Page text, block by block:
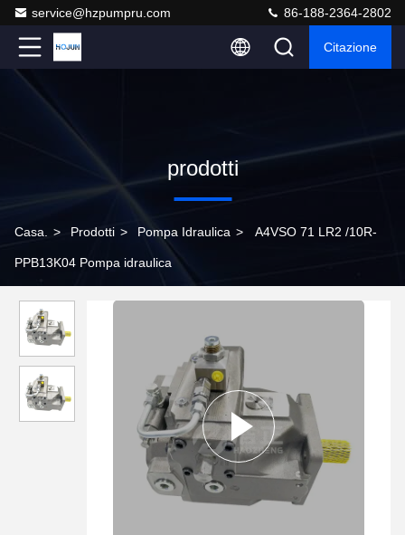
service@hzpumpru.com 86-188-2364-2802
Citazione
prodotti
Casa. > Prodotti > Pompa Idraulica > A4VSO 71 LR2 /10R-
PPB13K04 Pompa idraulica